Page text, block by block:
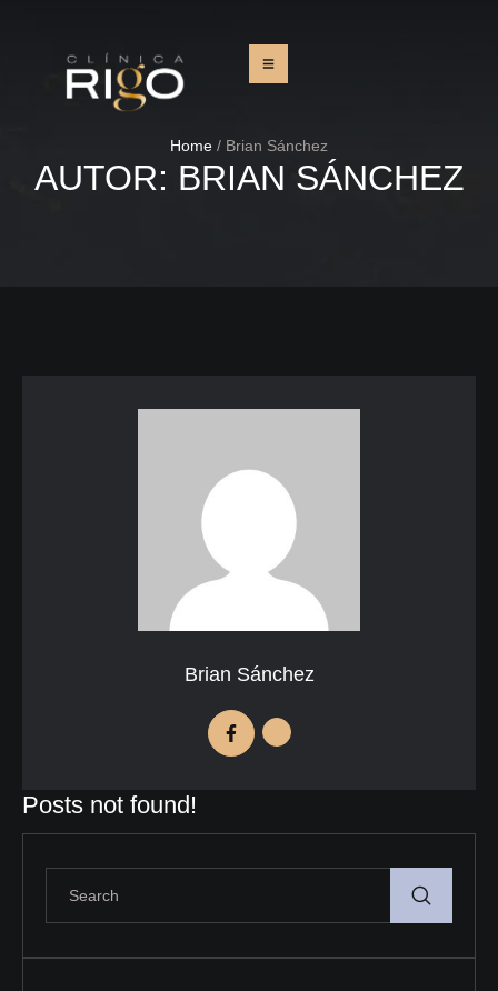
Home / Brian Sánchez
AUTOR: BRIAN SÁNCHEZ
Brian Sánchez
Posts not found!